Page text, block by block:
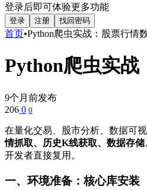
登录后即可体验更多功能
登录 注册 找回密码
首页•Python爬虫实战：股票行情
Python爬虫实
9个月前发布
206 0 0
在量化交易、股市分析、数据可
情抓取、历史K线获取、数据存
开发者直接复用。
一、环境准备：核心库安装